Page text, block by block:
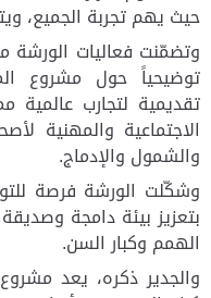
حيث يهم تجربة الجميع،
وتضمّنت فعاليات الورشة
توضيحياً حول مشروع
تقديمية لتجارب عالمية
الاجتماعية والمهنية
والشمول والإدماج.
وشكّلت الورشة فرصة
بتعزيز بيئة دامجة
الهمم وكبار السن.
والجدير ذكره، يعد